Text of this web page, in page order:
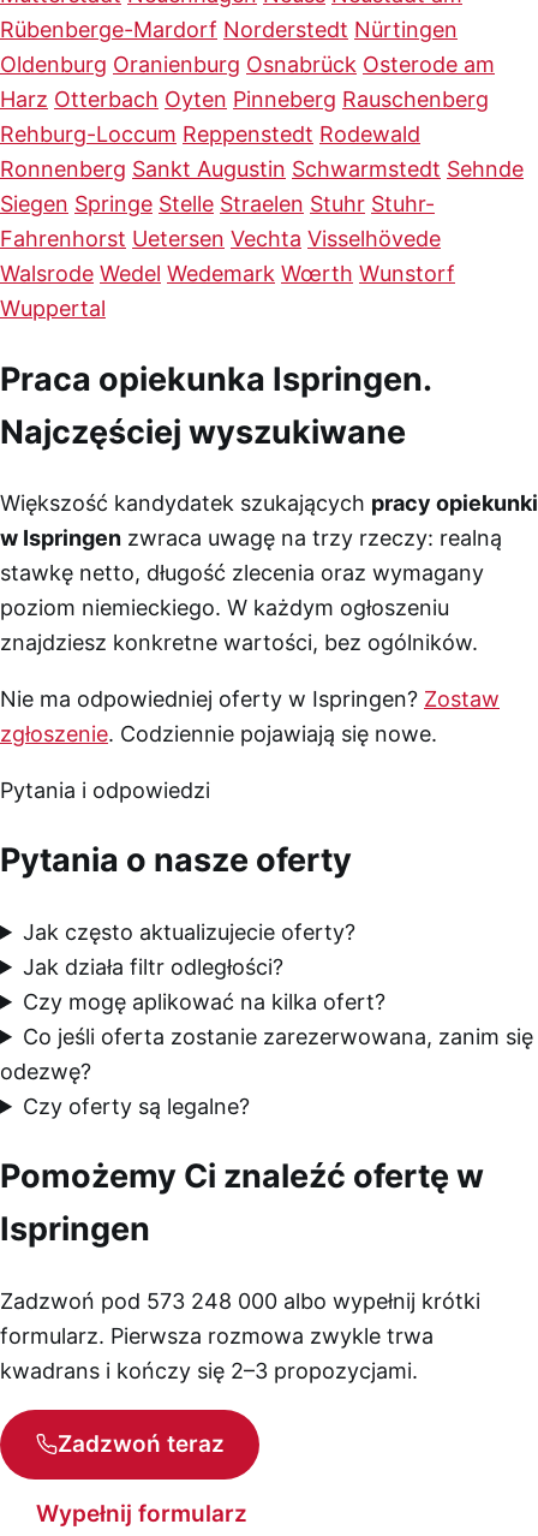
Rübenberge-Mardorf Norderstedt Nürtingen
Oldenburg Oranienburg Osnabrück Osterode am
Harz Otterbach Oyten Pinneberg Rauschenberg
Rehburg-Loccum Reppenstedt Rodewald
Ronnenberg Sankt Augustin Schwarmstedt Sehnde
Siegen Springe Stelle Straelen Stuhr Stuhr-
Fahrenhorst Uetersen Vechta Visselhövede
Walsrode Wedel Wedemark Wœrth Wunstorf
Wuppertal
Praca opiekunka Ispringen.
Najczęściej wyszukiwane
Większość kandydatek szukających pracy opiekunki
w Ispringen zwraca uwagę na trzy rzeczy: realną
stawkę netto, długość zlecenia oraz wymagany
poziom niemieckiego. W każdym ogłoszeniu
znajdziesz konkretne wartości, bez ogólników.
Nie ma odpowiedniej oferty w Ispringen? Zostaw
zgłoszenie. Codziennie pojawiają się nowe.
Pytania i odpowiedzi
Pytania o nasze oferty
Jak często aktualizujecie oferty?
Jak działa filtr odległości?
Czy mogę aplikować na kilka ofert?
Co jeśli oferta zostanie zarezerwowana, zanim się
odezwę?
Czy oferty są legalne?
Pomożemy Ci znaleźć ofertę w
Ispringen
Zadzwoń pod 573 248 000 albo wypełnij krótki
formularz. Pierwsza rozmowa zwykle trwa
kwadrans i kończy się 2–3 propozycjami.
Zadzwoń teraz
Wypełnij formularz